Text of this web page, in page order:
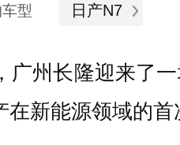
型 日产N7
广州长隆迎来
在新能源领域的首